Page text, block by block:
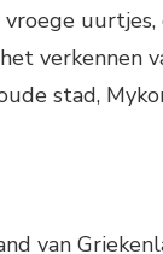
uurtjes,
verkennen
stad,
van